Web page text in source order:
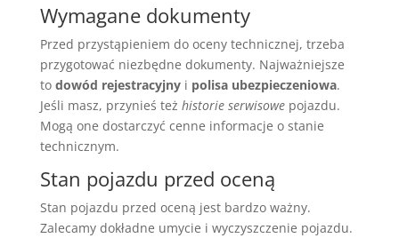
Wymagane dokumenty
Przed przystąpieniem do oceny technicznej, trzeba
przygotować niezbędne dokumenty. Najważniejsze
to dowód rejestracyjnyi polisa ubezpieczeniowa.
Jeśli masz, przynieś też historie serwisowepojazdu.
Mogą one dostarczyć cenne informacje o stanie
technicznym.
Stan pojazdu przed oceną
Stan pojazdu przed oceną jest bardzo ważny.
Zalecamy dokładne umycie i wyczyszczenie pojazdu.